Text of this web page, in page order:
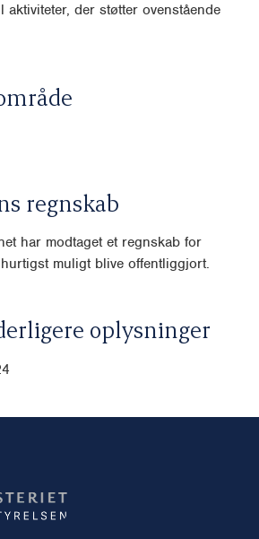
aktiviteter, der støtter ovenstående
regnskab
har modtaget et regnskab for
muligt blive offentliggjort.
oplysninger